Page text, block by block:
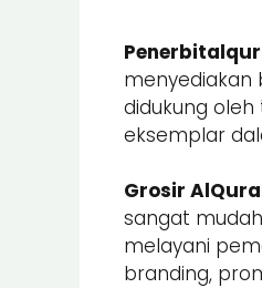
menyediakan
didukung
eksemplar
Grosir
sangat
melayani
branding,